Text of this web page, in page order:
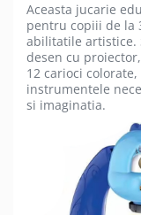
Aceasta jucarie
pentru copiii de la
abilitatile artistice.
desen cu
12 carioci
instrumentele
si imaginatia.